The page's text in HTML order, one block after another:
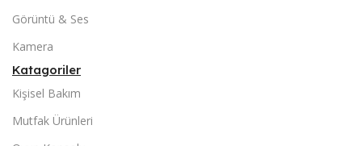
Görüntü & Ses
Kamera
Katagoriler
Kişisel Bakım
Mutfak Ürünleri